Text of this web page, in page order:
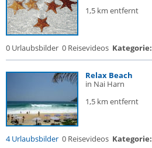
1,5 km entfernt
0 Urlaubsbilder 0 Reisevideos Kategorie:
Relax Beach
in Nai Harn
1,5 km entfernt
4 Urlaubsbilder 0 Reisevideos Kategorie: